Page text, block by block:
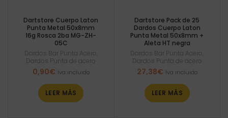
Dartstore Cuerpo Laton
Punta Metal 50x8mm
16g Rosca 2ba MG-ZH-
05C
Dardos Bar Punta Acero
Dardos Punta de acero
0,90€ Iva incluido
LEER MÁS
Dartstore Pack de 25
Dardos Cuerpo Laton
Punta Metal 50x8mm +
Aleta HT negra
Dardos Bar Punta Acero
Dardos Punta de acero
27,38€ Iva incluido
LEER MÁS